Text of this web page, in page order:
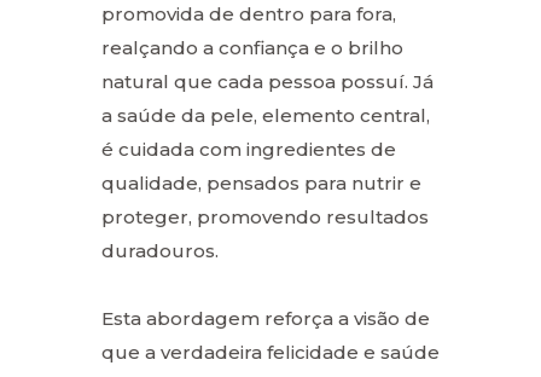
promovida de dentro para fora,
realçando a confiança e o brilho
natural que cada pessoa possuí. Já
a saúde da pele, elemento central,
é cuidada com ingredientes de
qualidade, pensados para nutrir e
proteger, promovendo resultados
duradouros.
Esta abordagem reforça a visão de
que a verdadeira felicidade e saúde